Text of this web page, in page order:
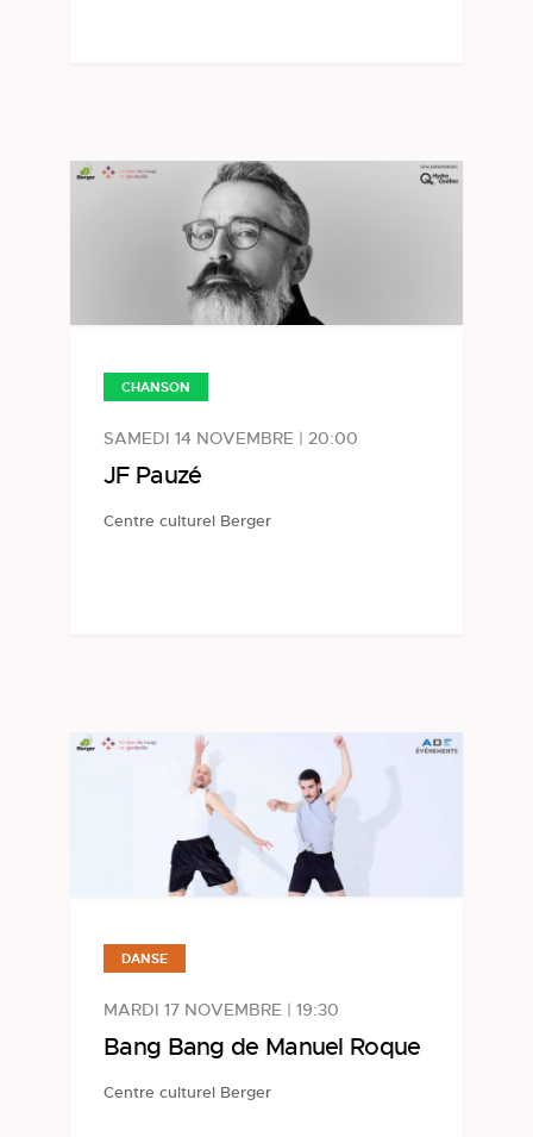
CHANSON
SAMEDI 14 NOVEMBRE | 20:00
JF Pauzé
Centre culturel Berger
DANSE
MARDI 17 NOVEMBRE | 19:30
Bang Bang de Manuel Roque
Centre culturel Berger